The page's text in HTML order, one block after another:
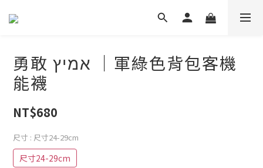
勇敢 אמיץ ｜軍綠色背包客機
能襪
NT$680
尺寸 : 尺寸24-29cm
尺寸24-29cm